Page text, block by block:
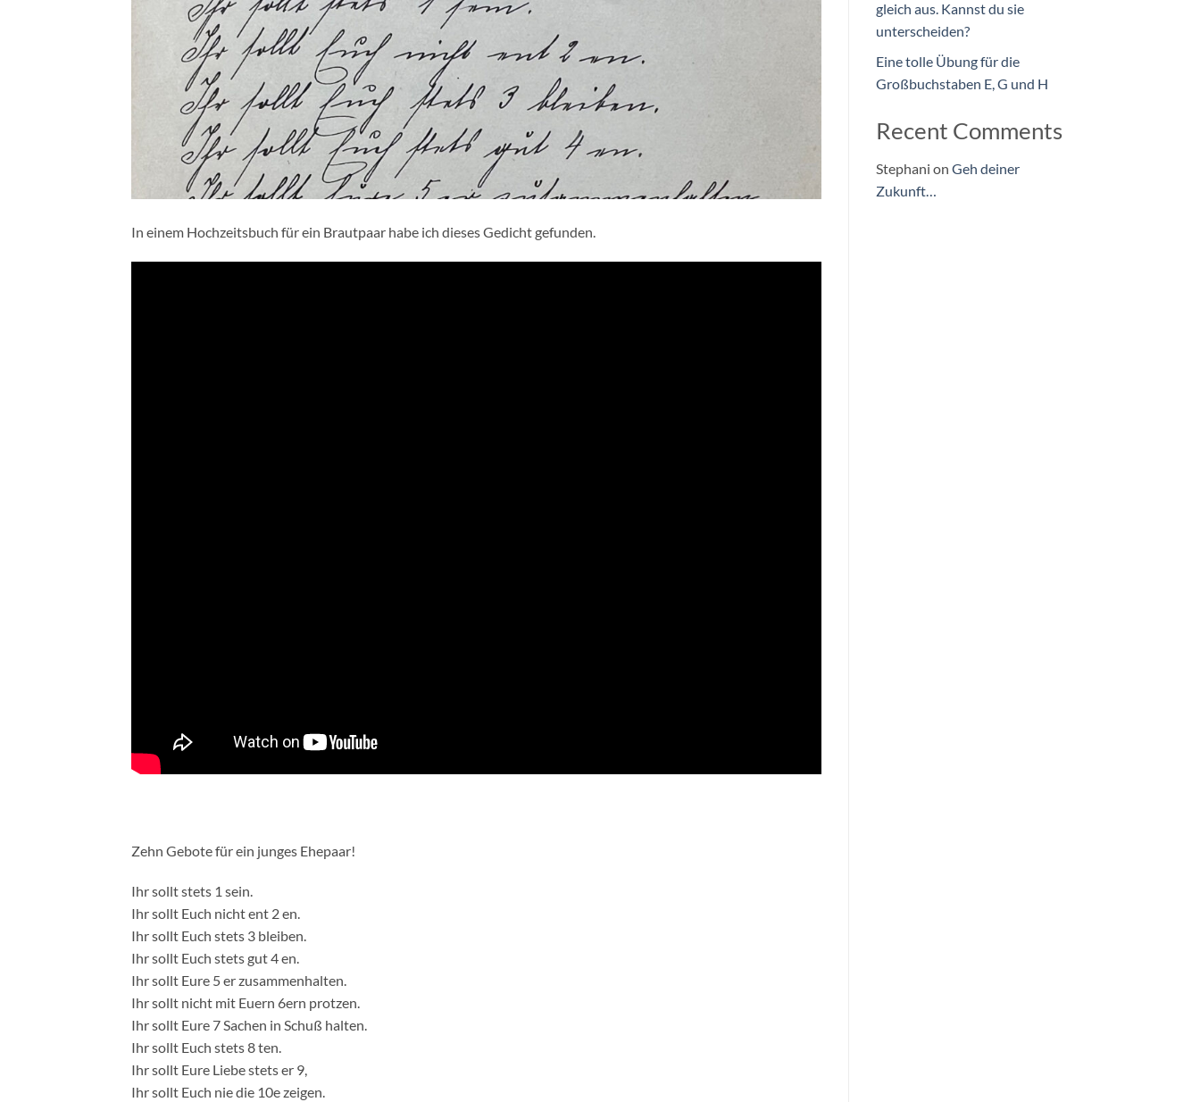
In einem Hochzeitsbuch für ein Brautpaar habe ich dieses Gedicht gefunden.
Zehn Gebote für ein junges Ehepaar!
Ihr sollt stets 1 sein.
Ihr sollt Euch nicht ent 2 en.
Ihr sollt Euch stets 3 bleiben.
Ihr sollt Euch stets gut 4 en.
Ihr sollt Eure 5 er zusammenhalten.
Ihr sollt nicht mit Euern 6ern protzen.
Ihr sollt Eure 7 Sachen in Schuß halten.
Ihr sollt Euch stets 8 ten.
Ihr sollt Eure Liebe stets er 9,
Ihr sollt Euch nie die 10e zeigen.
gleich aus. Kannst du sie
unterscheiden?
Eine tolle Übung für die
Großbuchstaben E, G und H
Recent Comments
Stephani on Geh deiner
Zukunft…